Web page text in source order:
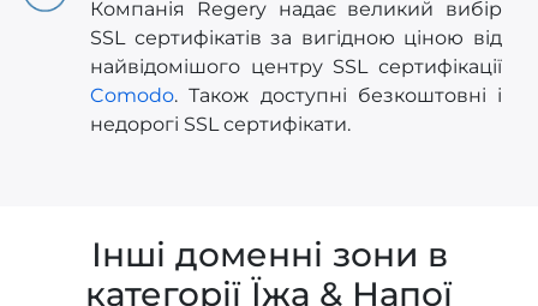
Компанія Regery надає великий вибір
SSL сертифікатів за вигідною ціною від
найвідомішого центру SSL сертифікації
Comodo. Також доступні безкоштовні і
недорогі SSL сертифікати.
Інші доменні зони в
категорії Їжа & Напої